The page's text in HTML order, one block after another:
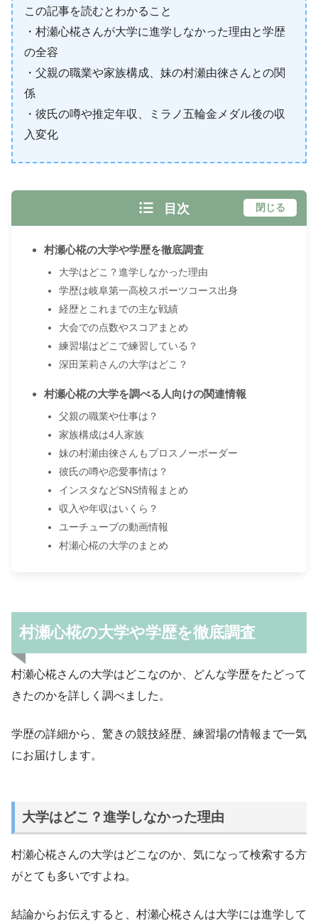
この記事を読むとわかること
・村瀬心椛さんが大学に進学しなかった理由と学歴
の全容
・父親の職業や家族構成、妹の村瀬由徠さんとの関
係
・彼氏の噂や推定年収、ミラノ五輪金メダル後の収
入変化
目次 閉じる
村瀬心椛の大学や学歴を徹底調査
大学はどこ？進学しなかった理由
学歴は岐阜第一高校スポーツコース出身
経歴とこれまでの主な戦績
大会での点数やスコアまとめ
練習場はどこで練習している？
深田茉莉さんの大学はどこ？
村瀬心椛の大学を調べる人向けの関連情報
父親の職業や仕事は？
家族構成は4人家族
妹の村瀬由徠さんもプロスノーボーダー
彼氏の噂や恋愛事情は？
インスタなどSNS情報まとめ
収入や年収はいくら？
ユーチューブの動画情報
村瀬心椛の大学のまとめ
村瀬心椛の大学や学歴を徹底調査
村瀬心椛さんの大学はどこなのか、どんな学歴をたどって
きたのかを詳しく調べました。
学歴の詳細から、驚きの競技経歴、練習場の情報まで一気
にお届けします。
大学はどこ？進学しなかった理由
村瀬心椛さんの大学はどこなのか、気になって検索する方
がとても多いですよね。
結論からお伝えすると、村瀬心椛さんは大学には進学して